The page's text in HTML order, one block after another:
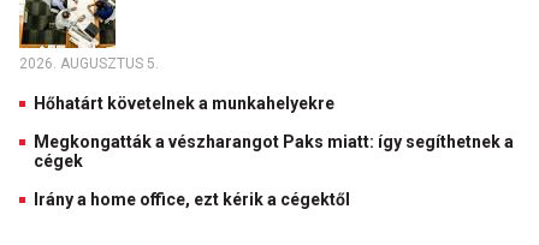
2026. AUGUSZTUS 5.
Hőhatárt követelnek a munkahelyekre
Megkongatták a vészharangot Paks miatt: így segíthetnek a
cégek
Irány a home office, ezt kérik a cégektől